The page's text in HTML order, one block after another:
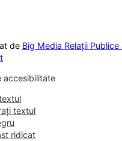
de Big Media Relații Publice
accesibilitate
textul
ridicat